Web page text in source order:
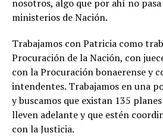
nosotros, algo que por ahí no
ministerios de Nación.
Trabajamos con Patricia como
Procuración de la Nación, con
con la Procuración bonaerense y
intendentes. Trabajamos en una
y buscamos que existan 135
lleven adelante y que estén
con la Justicia.